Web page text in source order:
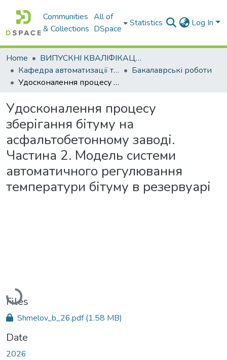
Communities
& Collections
All of
DSpace
Statistics Log In
Home
ВИПУСКНІ КВАЛІФІКАЦІЙНІ РОБОТИ
Кафедра автоматизації та комп’ютерно-інтегрованих технологій
Бакалаврські роботи
Удосконалення процесу зберігання бітуму на асфальтобетонному заводі. Частина 2. Модель системи автоматичного регулювання температури бітуму в резервуарі
Удосконалення процесу
зберігання бітуму на
асфальтобетонному заводі.
Частина 2. Модель системи
автоматичного регулювання
температури бітуму в резервуарі
Loading...
Files
Shmelov_b_26.pdf(1.58 MB)
Date
2026